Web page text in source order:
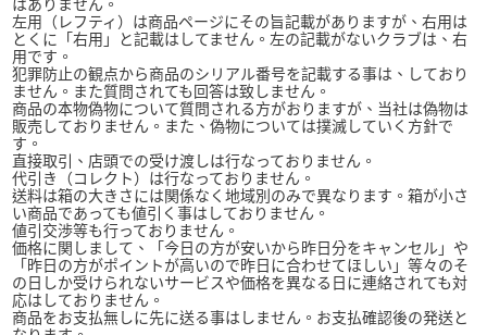
はありません。
左用（レフティ）は商品ページにその旨記載がありますが、右用は
とくに「右用」と記載はしてません。左の記載がないクラブは、右
用です。
犯罪防止の観点から商品のシリアル番号を記載する事は、しており
ません。また質問されても回答は致しません。
商品の本物偽物について質問される方がおりますが、当社は偽物は
販売しておりません。また、偽物については撲滅していく方針で
す。
直接取引、店頭での受け渡しは行なっておりません。
代引き（コレクト）は行なっておりません。
送料は箱の大きさには関係なく地域別のみで異なります。箱が小さ
い商品であっても値引く事はしておりません。
値引交渉等も行っておりません。
価格に関しまして、「今日の方が安いから昨日分をキャンセル」や
「昨日の方がポイントが高いので昨日に合わせてほしい」等々のそ
の日しか受けられないサービスや価格を異なる日に連絡されても対
応はしておりません。
商品をお支払無しに先に送る事はしません。お支払確認後の発送と